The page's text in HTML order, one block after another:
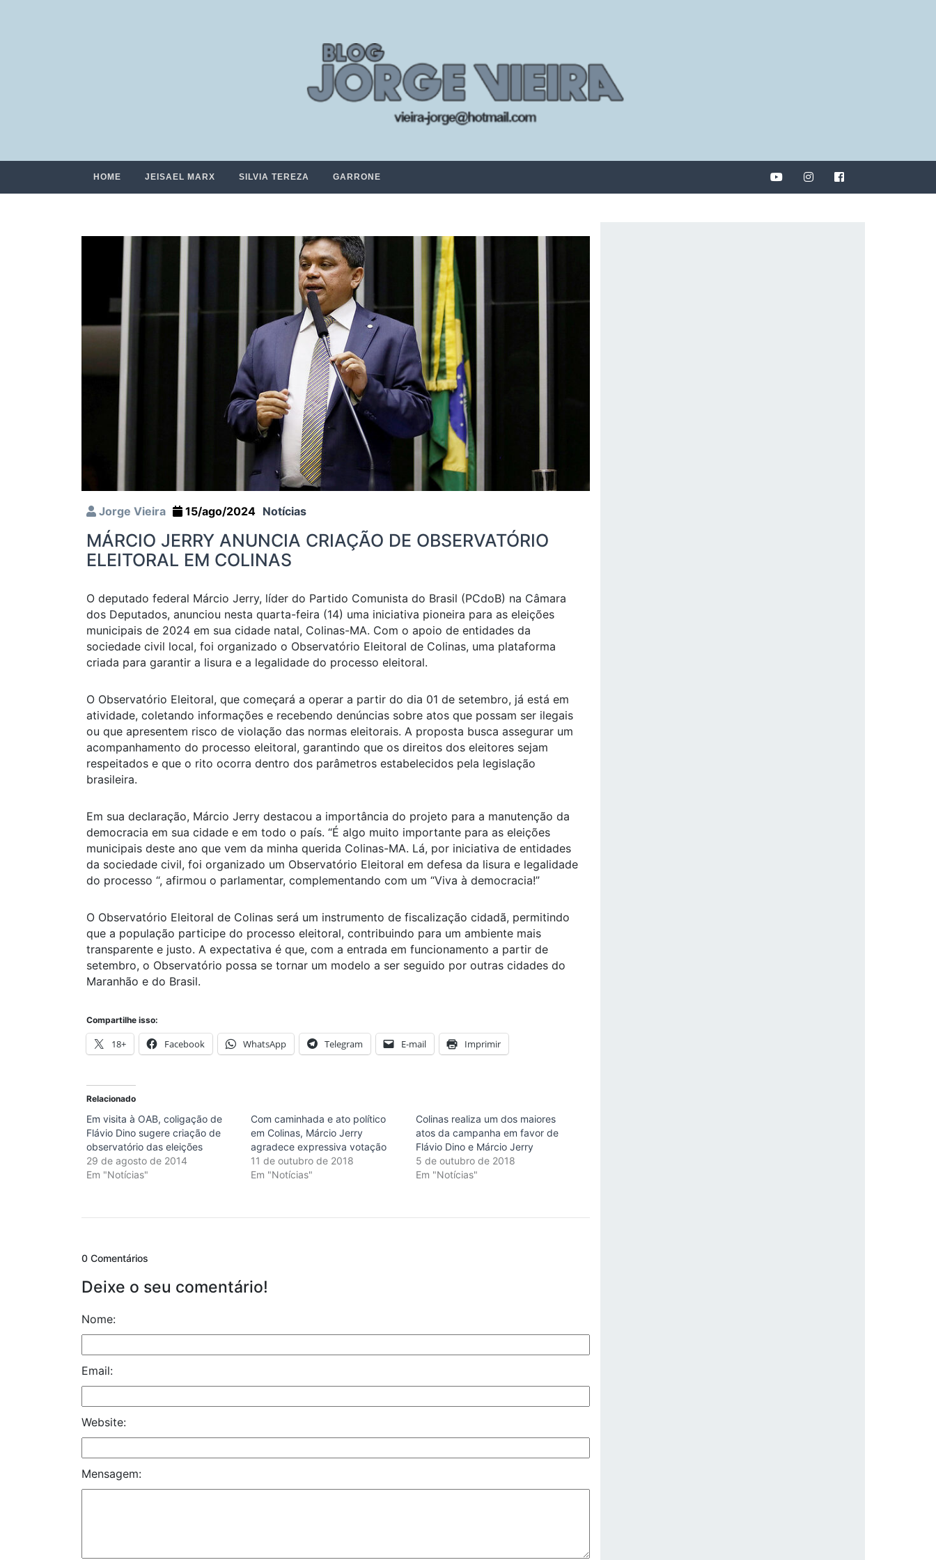
HOME JEISAEL MARX SILVIA TEREZA GARRONE
Jorge Vieira 15/ago/2024 Notícias
MÁRCIO JERRY ANUNCIA CRIAÇÃO DE OBSERVATÓRIO
ELEITORAL EM COLINAS
O deputado federal Márcio Jerry, líder do Partido Comunista do Brasil (PCdoB) na Câmara
dos Deputados, anunciou nesta quarta-feira (14) uma iniciativa pioneira para as eleições
municipais de 2024 em sua cidade natal, Colinas-MA. Com o apoio de entidades da
sociedade civil local, foi organizado o Observatório Eleitoral de Colinas, uma plataforma
criada para garantir a lisura e a legalidade do processo eleitoral.
O Observatório Eleitoral, que começará a operar a partir do dia 01 de setembro, já está em
atividade, coletando informações e recebendo denúncias sobre atos que possam ser ilegais
ou que apresentem risco de violação das normas eleitorais. A proposta busca assegurar um
acompanhamento do processo eleitoral, garantindo que os direitos dos eleitores sejam
respeitados e que o rito ocorra dentro dos parâmetros estabelecidos pela legislação
brasileira.
Em sua declaração, Márcio Jerry destacou a importância do projeto para a manutenção da
democracia em sua cidade e em todo o país. “É algo muito importante para as eleições
municipais deste ano que vem da minha querida Colinas-MA. Lá, por iniciativa de entidades
da sociedade civil, foi organizado um Observatório Eleitoral em defesa da lisura e legalidade
do processo “, afirmou o parlamentar, complementando com um “Viva à democracia!”
O Observatório Eleitoral de Colinas será um instrumento de fiscalização cidadã, permitindo
que a população participe do processo eleitoral, contribuindo para um ambiente mais
transparente e justo. A expectativa é que, com a entrada em funcionamento a partir de
setembro, o Observatório possa se tornar um modelo a ser seguido por outras cidades do
Maranhão e do Brasil.
Compartilhe isso:
18+ Facebook WhatsApp Telegram E-mail Imprimir
Relacionado
Em visita à OAB, coligação de
Flávio Dino sugere criação de
observatório das eleições
29 de agosto de 2014
Em "Notícias"
Com caminhada e ato político
em Colinas, Márcio Jerry
agradece expressiva votação
11 de outubro de 2018
Em "Notícias"
Colinas realiza um dos maiores
atos da campanha em favor de
Flávio Dino e Márcio Jerry
5 de outubro de 2018
Em "Notícias"
0 Comentários
Deixe o seu comentário!
Nome:
Email:
Website:
Mensagem: